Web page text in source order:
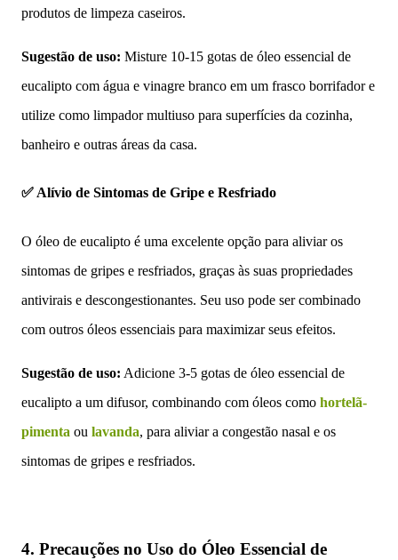
produtos de limpeza caseiros.
Sugestão de uso: Misture 10-15 gotas de óleo essencial de
eucalipto com água e vinagre branco em um frasco borrifador e
utilize como limpador multiuso para superfícies da cozinha,
banheiro e outras áreas da casa.
✅ Alívio de Sintomas de Gripe e Resfriado
O óleo de eucalipto é uma excelente opção para aliviar os
sintomas de gripes e resfriados, graças às suas propriedades
antivirais e descongestionantes. Seu uso pode ser combinado
com outros óleos essenciais para maximizar seus efeitos.
Sugestão de uso: Adicione 3-5 gotas de óleo essencial de
eucalipto a um difusor, combinando com óleos como hortelã-
pimenta ou lavanda, para aliviar a congestão nasal e os
sintomas de gripes e resfriados.
4. Precauções no Uso do Óleo Essencial de